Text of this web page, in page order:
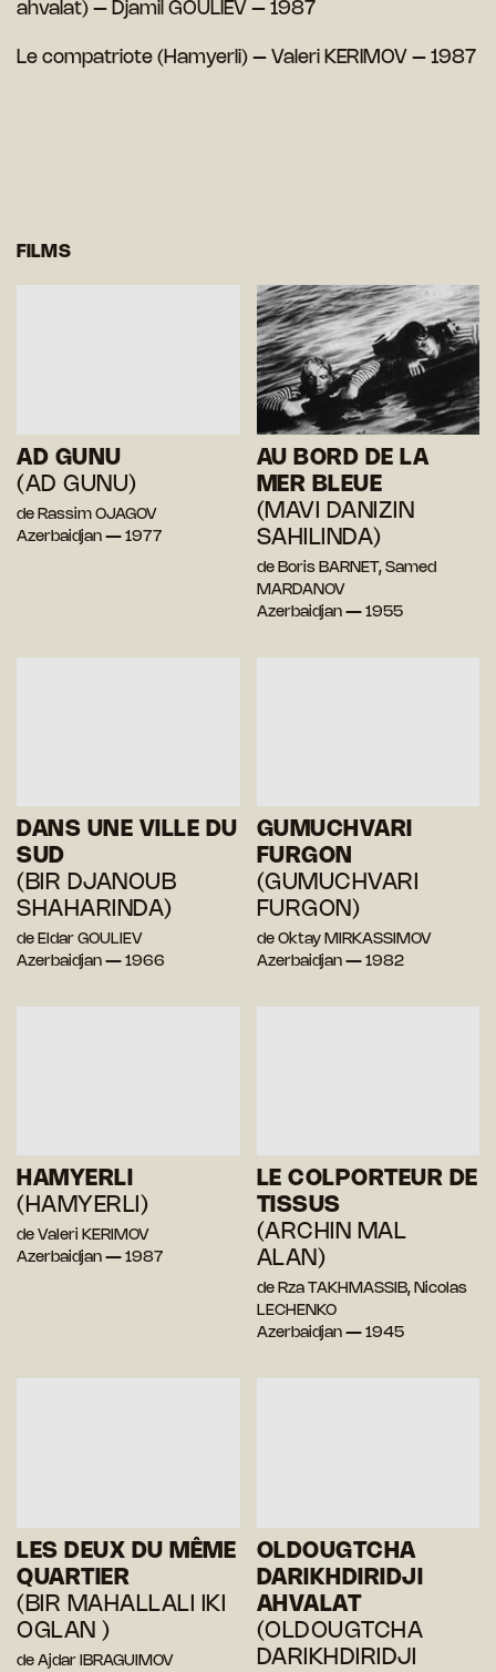
ahvalat) – Djamil GOULIEV – 1987
Le compatriote (Hamyerli) – Valeri KERIMOV – 1987
FILMS
AD GUNU
(AD GUNU)
de Rassim OJAGOV
Azerbaidjan — 1977
AU BORD DE LA
MER BLEUE
(MAVI DANIZIN
SAHILINDA)
de Boris BARNET, Samed
MARDANOV
Azerbaidjan — 1955
DANS UNE VILLE DU
SUD
(BIR DJANOUB
SHAHARINDA)
de Eldar GOULIEV
Azerbaidjan — 1966
GUMUCHVARI
FURGON
(GUMUCHVARI
FURGON)
de Oktay MIRKASSIMOV
Azerbaidjan — 1982
HAMYERLI
(HAMYERLI)
de Valeri KERIMOV
Azerbaidjan — 1987
LE COLPORTEUR DE
TISSUS
(ARCHIN MAL
ALAN)
de Rza TAKHMASSIB, Nicolas
LECHENKO
Azerbaidjan — 1945
LES DEUX DU MÊME
QUARTIER
(BIR MAHALLALI IKI
OGLAN )
de Ajdar IBRAGUIMOV
OLDOUGTCHA
DARIKHDIRIDJI
AHVALAT
(OLDOUGTCHA
DARIKHDIRIDJI